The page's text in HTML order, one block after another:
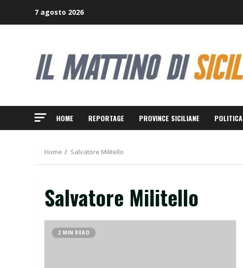
7 agosto 2026
HOME REPORTAGE PROVINCE SICILIANE POLITICA
Home Salvatore Militello
Salvatore Militello
2 MIN READ